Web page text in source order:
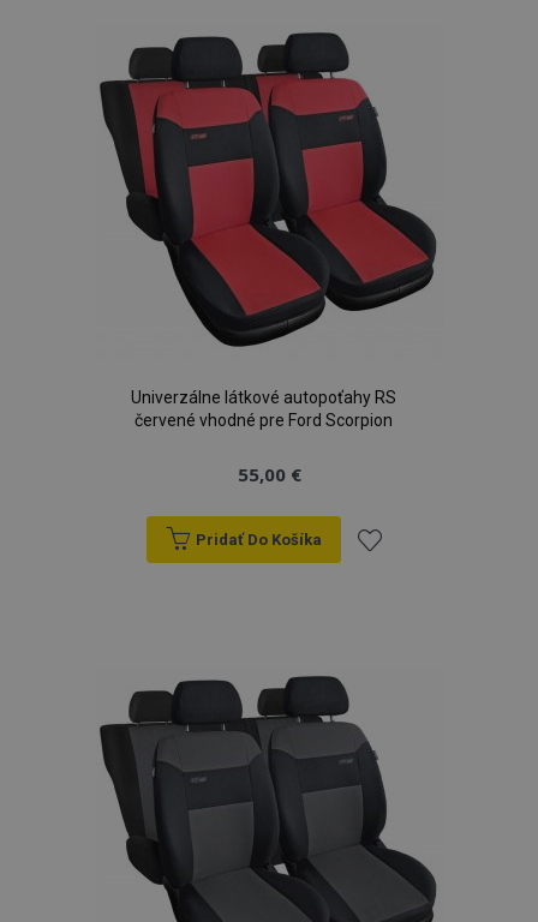
prianí
Univerzálne látkové autopoťahy RS
červené vhodné pre Ford Scorpion
55,00 €
Pridať Do Košíka
prianí